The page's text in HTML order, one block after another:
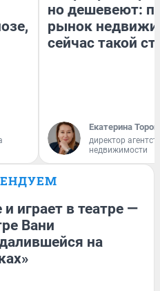
но дешевеют:
рынок
сейчас такой
Екатерина
директор
недвижимости
играет в театре —
Вани
на